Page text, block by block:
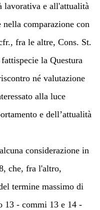
lavorativa e all'attualità
comparazione con
fra le altre, Cons. St.
la Questura
né valutazione
alla luce
e dell’attualità
considerazione in
che, fra l'altro,
termine massimo di
13 - commi 13 e 14 -